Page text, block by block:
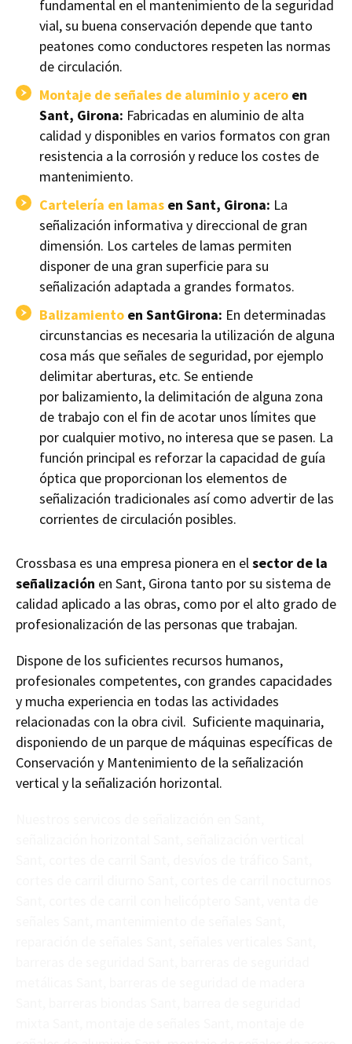
fundamental en el mantenimiento de la seguridad
vial, su buena conservación depende que tanto
peatones como conductores respeten las normas
de circulación.
Montaje de señales de aluminio y acero en
Sant, Girona: Fabricadas en aluminio de alta
calidad y disponibles en varios formatos con gran
resistencia a la corrosión y reduce los costes de
mantenimiento.
Cartelería en lamas en Sant, Girona: La
señalización informativa y direccional de gran
dimensión. Los carteles de lamas permiten
disponer de una gran superficie para su
señalización adaptada a grandes formatos.
Balizamiento en SantGirona: En determinadas
circunstancias es necesaria la utilización de alguna
cosa más que señales de seguridad, por ejemplo
delimitar aberturas, etc. Se entiende
por balizamiento, la delimitación de alguna zona
de trabajo con el fin de acotar unos límites que
por cualquier motivo, no interesa que se pasen. La
función principal es reforzar la capacidad de guía
óptica que proporcionan los elementos de
señalización tradicionales así como advertir de las
corrientes de circulación posibles.
Crossbasa es una empresa pionera en elsector de la
señalización en Sant, Girona tanto por su sistema de
calidad aplicado a las obras, como por el alto grado de
profesionalización de las personas que trabajan.
Dispone de los suficientes recursos humanos,
profesionales competentes, con grandes capacidades
y mucha experiencia en todas las actividades
relacionadas con la obra civil. Suficiente maquinaria,
disponiendo de un parque de máquinas específicas de
Conservación y Mantenimiento de la señalización
vertical y la señalización horizontal.